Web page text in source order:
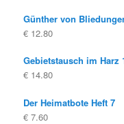
Günther von
€ 12.80
Gebietstausch im Harz
€ 14.80
Der Heimatbote Heft 7
€ 7.60